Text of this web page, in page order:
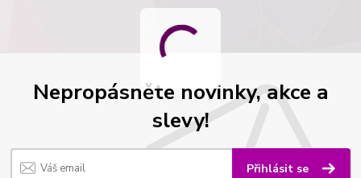
Nepropásněte novinky, akce a
slevy!
Přihlásit se